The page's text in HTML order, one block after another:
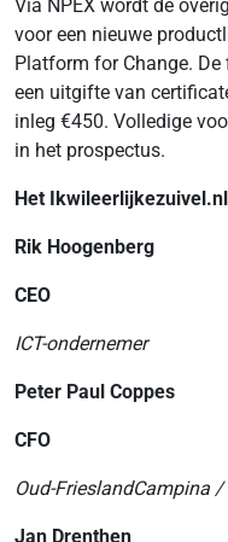
Via NPEX wordt de
voor een nieuwe
Platform for Change.
een uitgifte van
inleg €450. Volledige
in het prospectus.
Het
Rik Hoogenberg
CEO
ICT-ondernemer
Peter Paul Coppes
CFO
Oud-FrieslandCampina /
Jan Drenthen